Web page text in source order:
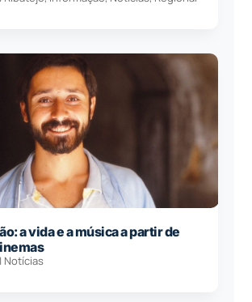
a vida e a música a partir de
| Notícias